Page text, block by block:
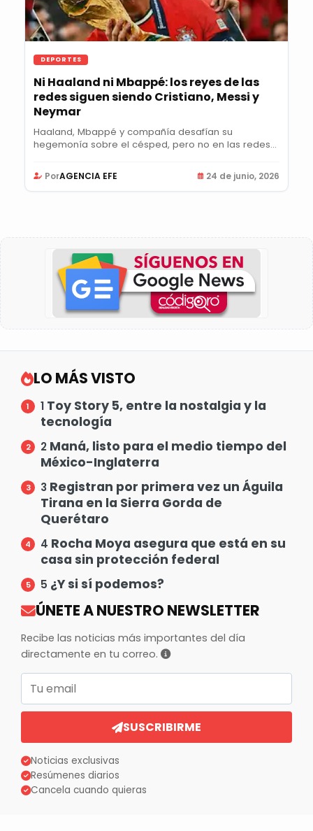
DEPORTES
Ni Haaland ni Mbappé: los reyes de las
redes siguen siendo Cristiano, Messi y
Neymar
Haaland, Mbappé y compañía desafían su
hegemonía sobre el césped, pero no en las redes...
PorAGENCIA EFE 24 de junio, 2026
LO MÁS VISTO
1 Toy Story 5, entre la nostalgia y la
tecnología
2 Maná, listo para el medio tiempo del
México-Inglaterra
3 Registran por primera vez un Águila
Tirana en la Sierra Gorda de
Querétaro
4 Rocha Moya asegura que está en su
casa sin protección federal
5 ¿Y si sí podemos?
ÚNETE A NUESTRO NEWSLETTER
Recibe las noticias más importantes del día
directamente en tu correo.
Correo electrónico
SUSCRIBIRME
Noticias exclusivas
Resúmenes diarios
Cancela cuando quieras